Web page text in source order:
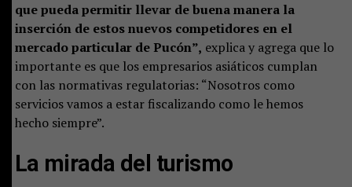
que pueda permitir llevar de buena manera la
inserción de estos nuevos competidores en el
mercado particular de Pucón”, explica y agrega que lo
importante es que los empresarios asiáticos cumplan
con las normativas regulatorias: “Nosotros como
servicios vamos a estar fiscalizando como le hemos
hecho siempre”.
La mirada del turismo